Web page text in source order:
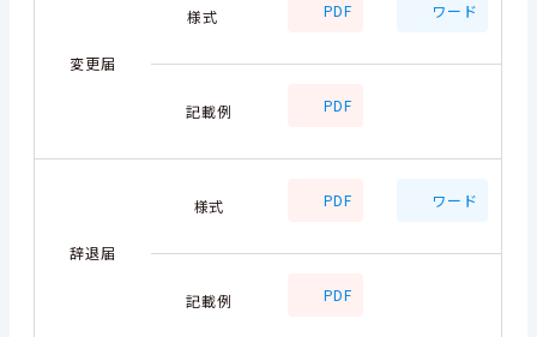
変更届
様式 PDF ワード
記載例 PDF
辞退届
様式 PDF ワード
記載例 PDF